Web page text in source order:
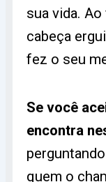
sua vida. Ao
cabeça
fez o seu
Se você
encontra
quem o